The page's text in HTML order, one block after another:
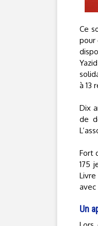
Ce
pour
à 13
Dix
de
Fort
175
Un